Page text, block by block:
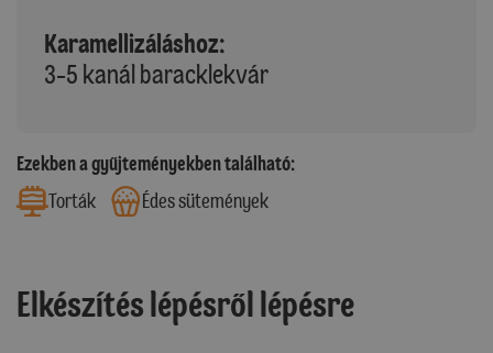
Karamellizáláshoz:
3-5 kanál baracklekvár
Ezekben a gyűjteményekben található:
Torták
Édes sütemények
Elkészítés lépésről lépésre